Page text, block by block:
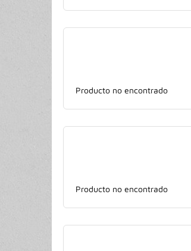
Producto no encontrado
Producto no encontrado